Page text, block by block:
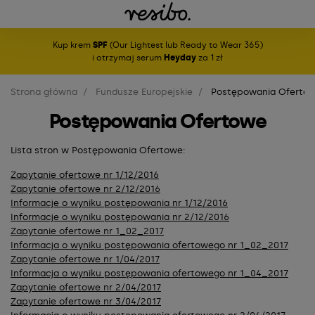
Kup kremSPF (Our Lightest lub Ready to Wear 365)
i otrzymaj serum Heyday za 1 zł
Strona główna Fundusze Europejskie Postępowania
Postępowania Ofertowe
Lista stron w Postępowania Ofertowe:
Zapytanie ofertowe nr 1/12/2016
Zapytanie ofertowe nr 2/12/2016
Informacje o wyniku postępowania nr 1/12/2016
Informacje o wyniku postępowania nr 2/12/2016
Zapytanie ofertowe nr 1_02_2017
Informacja o wyniku postępowania ofertowego nr 1_02_2017
Zapytanie ofertowe nr 1/04/2017
Informacja o wyniku postępowania ofertowego nr 1_04_2017
Zapytanie ofertowe nr 2/04/2017
Zapytanie ofertowe nr 3/04/2017